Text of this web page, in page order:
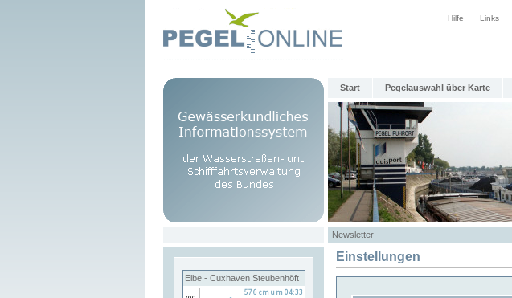
Hilfe Links
Start Pegelauswahl über Karte
Newsletter
Elbe - Cuxhaven Steubenhöft
Einstellungen